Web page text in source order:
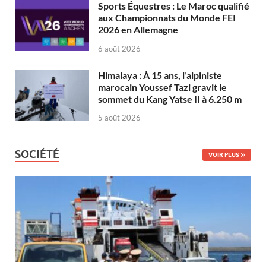
Sports Équestres : Le Maroc qualifié
aux Championnats du Monde FEI
2026 en Allemagne
6 août 2026
Himalaya : À 15 ans, l’alpiniste
marocain Youssef Tazi gravit le
sommet du Kang Yatse II à 6.250 m
5 août 2026
SOCIÉTÉ VOIR PLUS